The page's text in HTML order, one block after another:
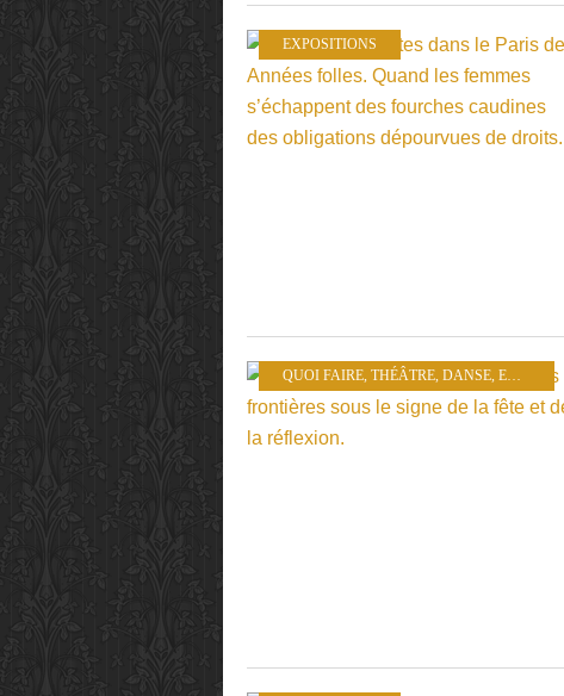
EXPOSITIONS
QUOI FAIRE THÉÂTRE DANSE EXPOSITIONS